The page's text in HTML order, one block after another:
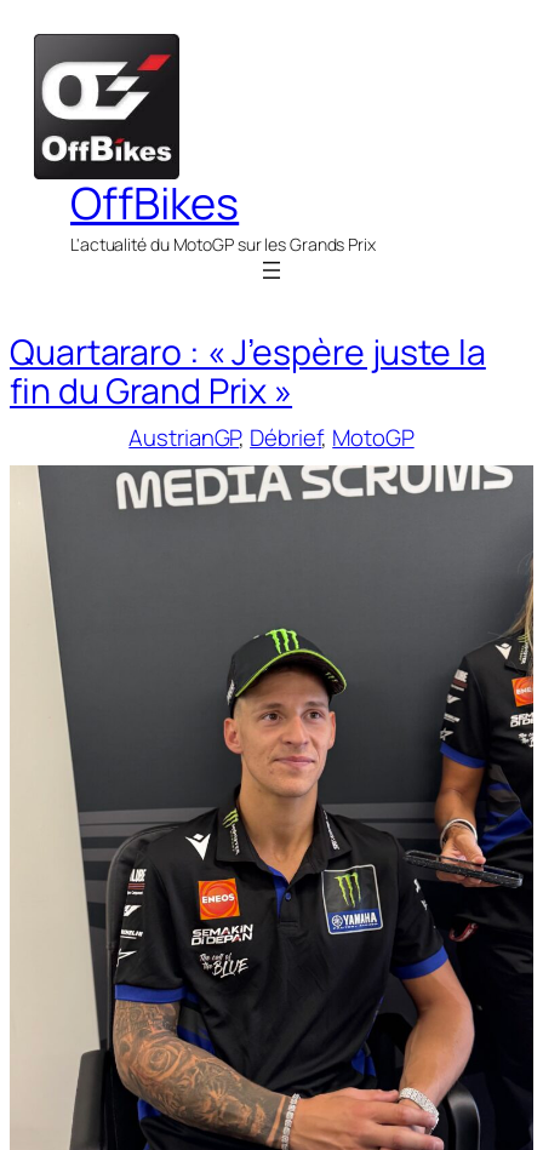
contenu
OffBikes
L'actualité du MotoGP sur les Grands Prix
Quartararo : « J’espère juste la
fin du Grand Prix »
AustrianGP, Débrief, MotoGP